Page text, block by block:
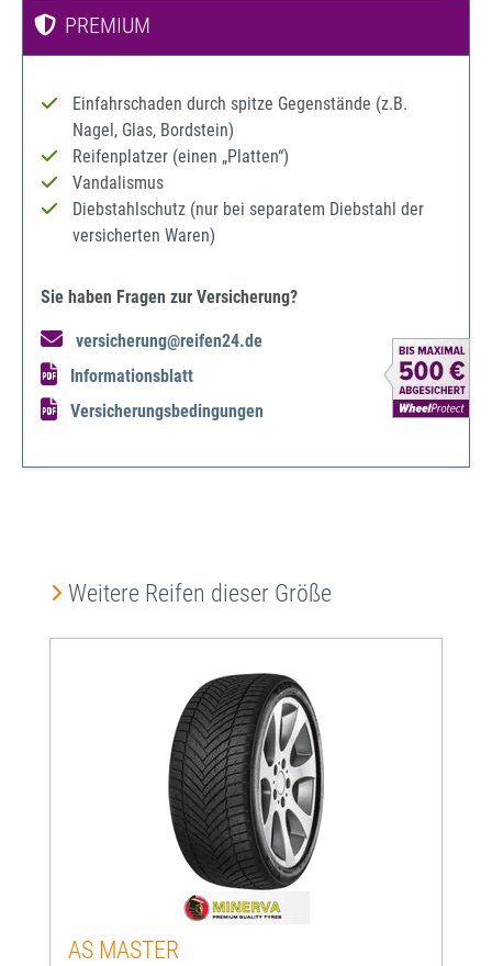
PREMIUM
Einfahrschaden durch spitze Gegenstände (z.B.
Nagel, Glas, Bordstein)
Reifenplatzer (einen „Platten“)
Vandalismus
Diebstahlschutz (nur bei separatem Diebstahl der
versicherten Waren)
Sie haben Fragen zur Versicherung?
versicherung@reifen24.de
Informationsblatt
Versicherungsbedingungen
Produktgalerie überspringen
Weitere Reifen dieser Größe
AS MASTER